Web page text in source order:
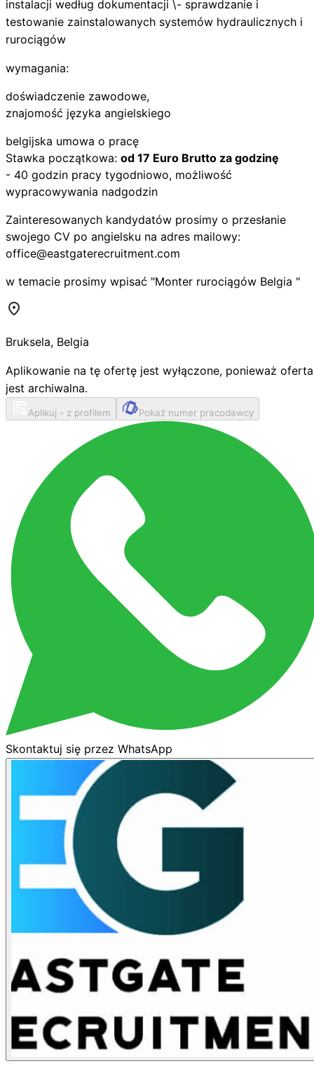
instalacji według dokumentacji \- sprawdzanie i
testowanie zainstalowanych systemów hydraulicznych i
rurociągów
wymagania:
doświadczenie zawodowe,
znajomość języka angielskiego
belgijska umowa o pracę
Stawka początkowa: od 17 Euro Brutto za godzinę
- 40 godzin pracy tygodniowo, możliwość
wypracowywania nadgodzin
Zainteresowanych kandydatów prosimy o przesłanie
swojego CV po angielsku na adres mailowy:
office@eastgaterecruitment.com
w temacie prosimy wpisać "Monter rurociągów Belgia "
Bruksela, Belgia
Aplikowanie na tę ofertę jest wyłączone, ponieważ oferta
jest archiwalna.
Aplikuj - z profilem Pokaż numer pracodawcy
Skontaktuj się przez WhatsApp